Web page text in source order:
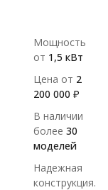
Мощность
от 1,5 кВт
Цена от 2
200 000 ₽
В наличии
более 30
моделей
Надежная
конструкция.